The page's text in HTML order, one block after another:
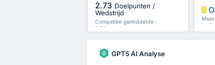
2.73 Doelpunten /
Wedstrijd
Competitie gemiddelde :
2.88
helft
GPT5 AI Analyse